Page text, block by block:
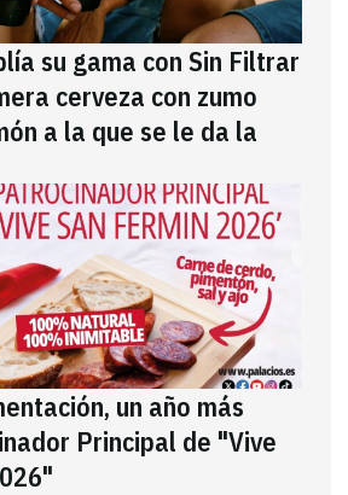
su gama con Sin Filtrar
cerveza con zumo
a la que se le da la
un año más
Principal de "Vive